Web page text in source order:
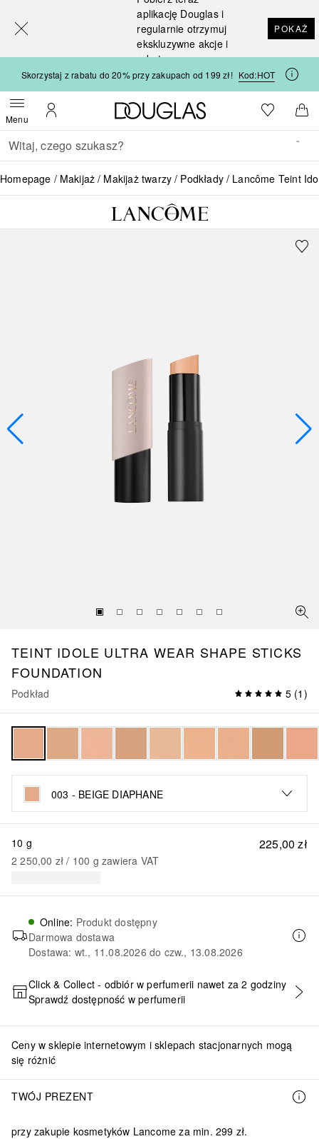
aplikację Douglas i
regularnie otrzymuj
ekskluzywne akcje i
rabaty
POKAŻ
Skorzystaj z rabatu do 20% przy zakupach od 199 zł! Kod:HOT
MenuOtwórz menuMoje konto
Strona główna Douglas
Do listyDo
Wracać
Wykonaj wyszukiwanie
Homepage Makijaż Makijaż twarzy Podkłady Lancôme Teint
TEINT IDOLE ULTRA WEAR SHAPE STICKS
FOUNDATION
Podkład 5 (1 )
003 - BEIGE DIAPHANE
225,00 zł
10 g
2 250,00 zł / 100 g zawiera VAT
Online: Produkt dostępny
Darmowa dostawa
Dostawa: wt., 11.08.2026 do czw., 13.08.2026
DODAJ DO KOSZYKA
Click & Collect - odbiór w perfumerii nawet za 2 godziny
Sprawdź dostępność w perfumerii
Ceny w sklepie internetowym i sklepach stacjonarnych mogą
się różnić
TWÓJ PREZENT
przy zakupie kosmetyków Lancome za min. 299 zł.
[navigation.slideout.screenreader]